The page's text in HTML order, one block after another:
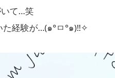
て…笑
た経験が…(๑°ㅁ°๑)‼✧